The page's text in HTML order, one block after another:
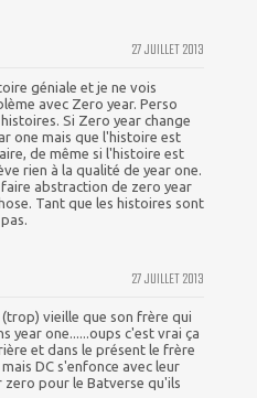
27 JUILLET 2013
géniale et je ne vois
avec Zero year. Perso
Si Zero year change
one mais que l'histoire est
de même si l'histoire est
rien à la qualité de year one.
abstraction de zero year
Tant que les histoires sont
27 JUILLET 2013
vieille que son frère qui
year one......oups c'est vrai ça
et dans le présent le frère
DC s'enfonce avec leur
pour le Batverse qu'ils